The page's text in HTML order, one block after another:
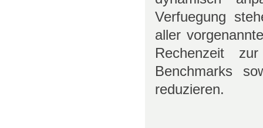
Verfuegung
aller
Rechenzeit
Benchmarks
reduzieren.